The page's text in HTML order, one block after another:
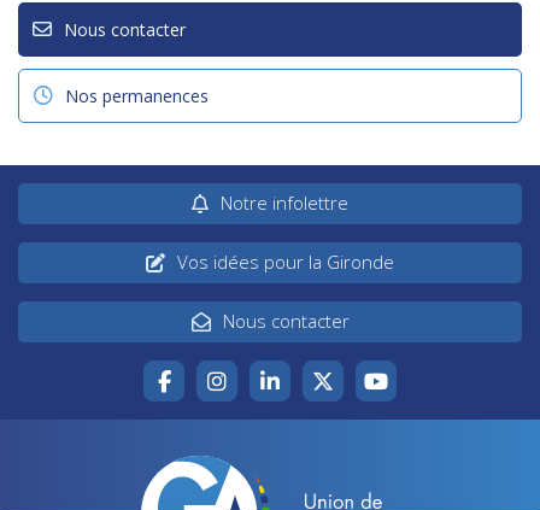
Nous contacter
Nos permanences
Notre infolettre
Vos idées pour la Gironde
Nous contacter